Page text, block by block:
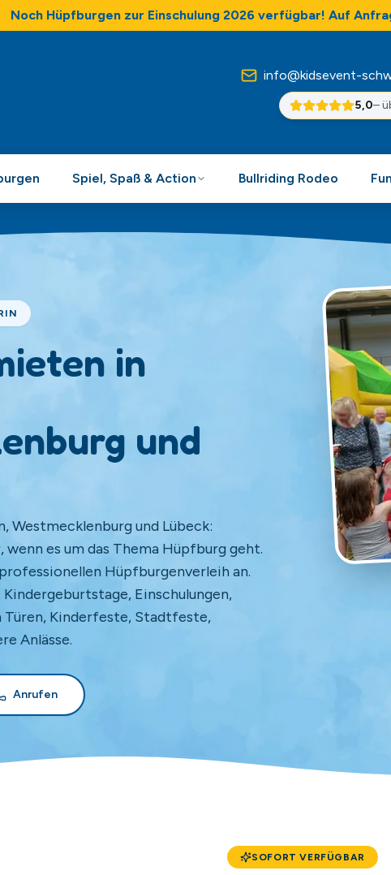
Noch Hüpfburgen zur Einschulung 2026 verfügbar! Auf
info@kidsevent-
5,0–
Spiel, Spaß & Action Bullriding Rodeo
in
und
Westmecklenburg und Lübeck:
es um das Thema Hüpfburg geht.
Hüpfburgenverleih an.
Einschulungen,
Kinderfeste, Stadtfeste,
Anlässe.
Anrufen
SOFORT VERFÜGBAR